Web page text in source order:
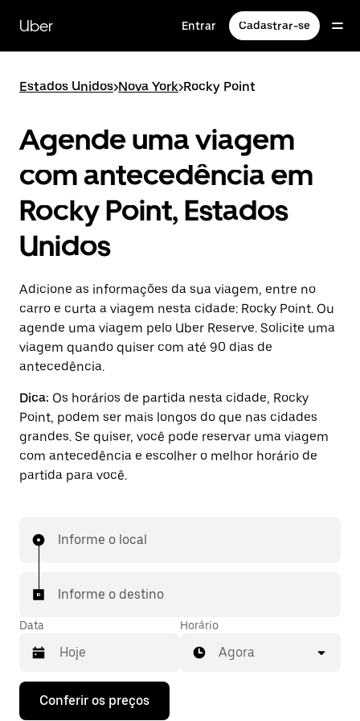
para
conteúdo
Uber Entrar Cadastrar-se
Estados Unidos>Nova York>Rocky Point
Agende uma viagem
com antecedência em
Rocky Point, Estados
Unidos
Adicione as informações da sua viagem, entre no
carro e curta a viagem nesta cidade: Rocky Point. Ou
agende uma viagem pelo Uber Reserve. Solicite uma
viagem quando quiser com até 90 dias de
antecedência.
Dica: Os horários de partida nesta cidade, Rocky
Point, podem ser mais longos do que nas cidades
grandes. Se quiser, você pode reservar uma viagem
com antecedência e escolher o melhor horário de
partida para você.
Informe o local
Informe o destino
Data
Pressione
Horário
Agora
Conferir os preços